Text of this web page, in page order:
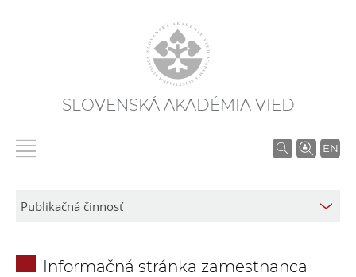
SLOVENSKÁ AKADÉMIA VIED
EN
V
á
Informačná stránka zamestnanca